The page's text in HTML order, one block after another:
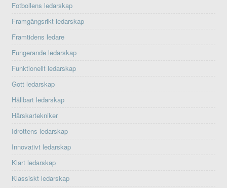
Fotbollens ledarskap
Framgångsrikt ledarskap
Framtidens ledare
Fungerande ledarskap
Funktionellt ledarskap
Gott ledarskap
Hållbart ledarskap
Härskartekniker
Idrottens ledarskap
Innovativt ledarskap
Klart ledarskap
Klassiskt ledarskap